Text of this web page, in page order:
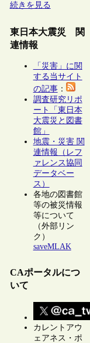
続きを見る
東日本大震災 関
連情報
「災害」に関
する当サイト
の記事：
調査研究リポ
ート「東日本
大震災と図書
館」
地震・災害 関
連情報（レフ
ァレンス協同
データベー
ス）
各地の図書館
等の被災情報
等について
（外部リン
ク）
saveMLAK
CAポータルにつ
いて
カレントアウ
ェアネス・ポ